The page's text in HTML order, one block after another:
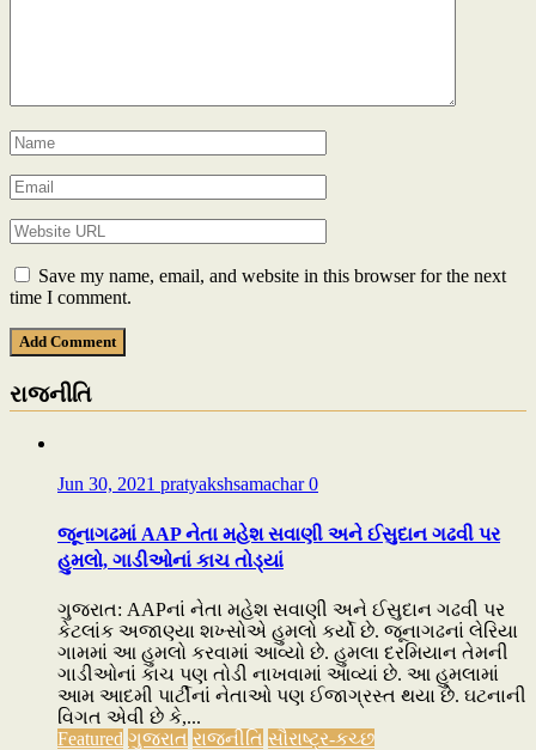
Save my name, email, and website in this browser for the next
time I comment.
રાજનીતિ
Jun 30, 2021 pratyakshsamachar0
જૂનાગઢમાં AAP નેતા મહેશ સવાણી અને ઈસુદાન ગઢવી પર
હુમલો, ગાડીઓનાં કાચ તોડ્યાં
ગુજરાત: AAPનાં નેતા મહેશ સવાણી અને ઈસુદાન ગઢવી પર
કેટલાંક અજાણ્યા શખ્સોએ હુમલો કર્યો છે. જૂનાગઢનાં લેરિયા
ગામમાં આ હુમલો કરવામાં આવ્યો છે. હુમલા દરમિયાન તેમની
ગાડીઓનાં કાચ પણ તોડી નાખવામાં આવ્યાં છે. આ હુમલામાં
આમ આદમી પાર્ટીનાં નેતાઓ પણ ઈજાગ્રસ્ત થયા છે. ઘટનાની
વિગત એવી છે કે,...
Featured ગુજરાત રાજનીતિ સૌરાષ્ટ્ર-કચ્છ